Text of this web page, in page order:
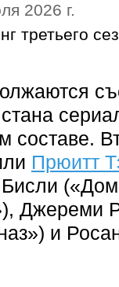
2026 г.
третьего
составе.
Прюитт
Джереми
и